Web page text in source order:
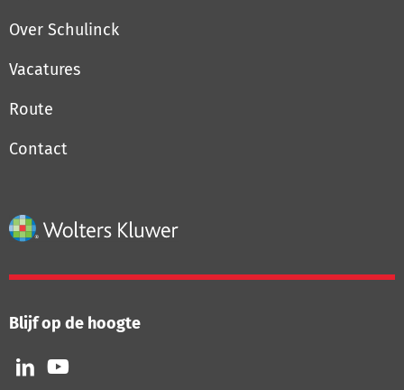
Over Schulinck
Vacatures
Route
Contact
Blijf op de hoogte
Volg
ons
Volg
ons